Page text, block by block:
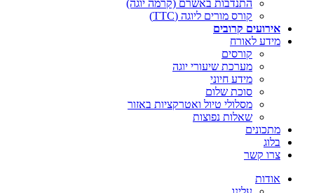
התנדבות באשרם (קרמה יוגה)
קורס מורים ליוגה (TTC)
אירועים קרובים
מידע לאורח
קורסים
מערכת שיעורי יוגה
מידע חיוני
סוכת שלום
מסלולי טיול ואטרקציות באזור
שאלות נפוצות
מתכונים
בלוג
צרו קשר
אודות